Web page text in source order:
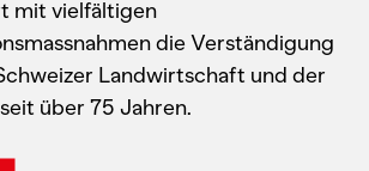
mit vielfältigen
die Verständigung
Landwirtschaft und der
über 75 Jahren.